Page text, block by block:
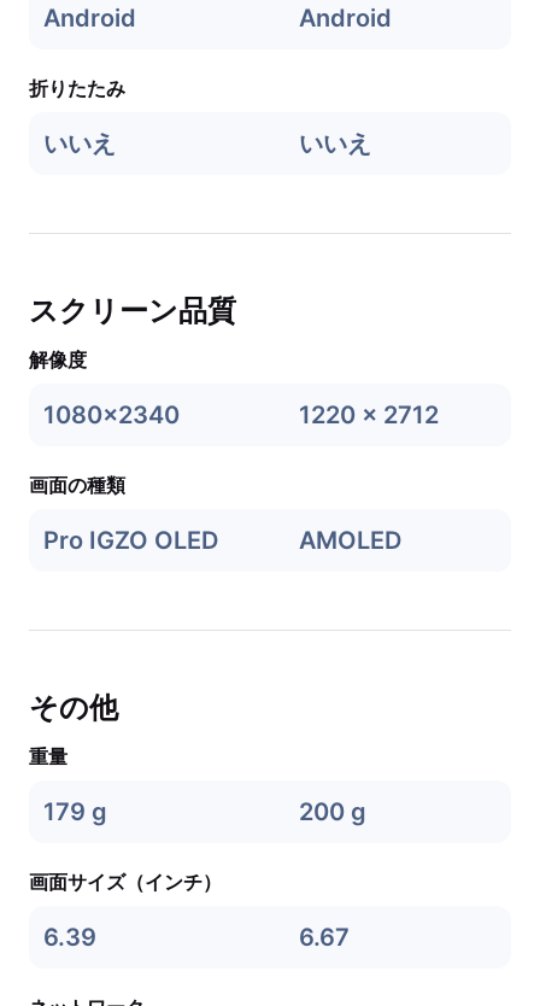
Android Android
折りたたみ
いいえ いいえ
スクリーン品質
解像度
1080x2340 1220 x 2712
画面の種類
Pro IGZO OLED AMOLED
その他
重量
179 g 200 g
画面サイズ（インチ）
6.39 6.67